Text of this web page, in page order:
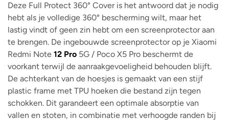
Deze Full Protect 360° Cover is het antwoord dat je nodig
hebt als je volledige 360° bescherming wilt, maar het
lastig vindt of geen zin hebt om een ​​screenprotector aan
te brengen. De ingebouwde screenprotector op je Xiaomi
Redmi Note 12 Pro 5G / Poco X5 Pro beschermt de
voorkant terwijl de aanraakgevoeligheid behouden blijft.
De achterkant van de hoesjes is gemaakt van een stijf
plastic frame met TPU hoeken die bestand zijn tegen
schokken. Dit garandeert een optimale absorptie van
vallen en stoten, in combinatie met verhoogde randen bij